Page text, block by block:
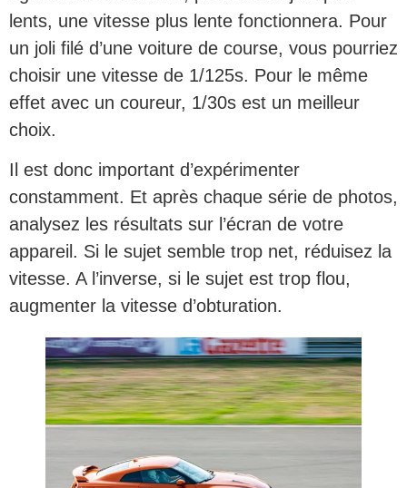
lents, une vitesse plus lente fonctionnera. Pour
un joli filé d’une voiture de course, vous pourriez
choisir une vitesse de 1/125s. Pour le même
effet avec un coureur, 1/30s est un meilleur
choix.
Il est donc important d’expérimenter
constamment. Et après chaque série de photos,
analysez les résultats sur l’écran de votre
appareil. Si le sujet semble trop net, réduisez la
vitesse. A l’inverse, si le sujet est trop flou,
augmenter la vitesse d’obturation.